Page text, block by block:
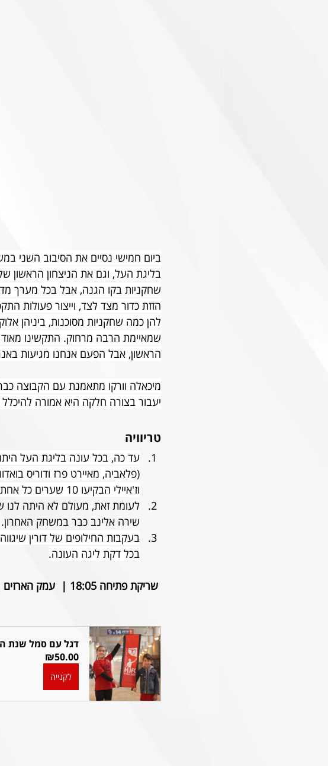
ביום חמישי נסיים את הסיבוב השני
בליגת העל, וגם את הניצחון
שחקניות בקו הגנה, אבל בכל מערך
הזזת כדור מצד לצד, וייצור פעולות
להן כמה שחקניות מסוכנות, ביניהן
שמאיימת הרבה מרחוק. התקשינו
הראשון, אבל הפעם אנחנו מגיעות
מיכאלה וורקו מתאמנת עם הקבוצה
יעבור בצורה חלקה היא אמורה
טריוויה
עד כה, בכל עונה בליגת העל
וז'איילי הבקיעו 10 שערים כל אחת.
לעומת זאת, מעולם לא היתה
שירה אלינב כבר במשחק האחרון.
בעקבות החילופים של דורין
בכל דקת ליגה העונה.
שריקת פתיחה 18:05 |  עמק הארזים |  כניסה חופשית  |
דגל עם סמל שנת ה-
₪50.00
לקנייה